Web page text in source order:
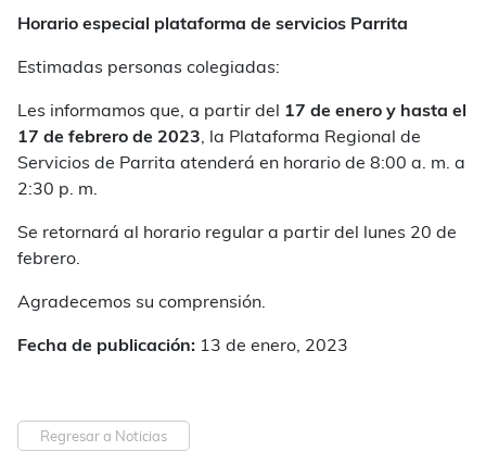
Horario especial plataforma de servicios Parrita
Estimadas personas colegiadas:
Les informamos que, a partir del 17 de enero y hasta el
17 de febrero de 2023, la Plataforma Regional de
Servicios de Parrita atenderá en horario de 8:00 a. m. a
2:30 p. m.
Se retornará al horario regular a partir del lunes 20 de
febrero.
Agradecemos su comprensión.
Fecha de publicación: 13 de enero, 2023
Regresar a Noticias